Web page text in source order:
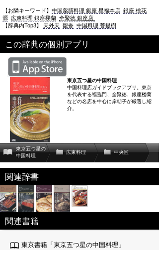
【お隣キーワード】 中国薬膳料理 銀座 星福本店 銀座 桃花
源 広東料理 銀座楼蘭 全聚徳 銀座店
【辞典内Top3】 天外天 馥香 中国料理 菩提樹
この辞典の個別アプリ
東京五つ星の中国料理
中国料理店ガイドブックアプリ。東京
を代表する福臨門、全聚徳、銀座楼蘭
などの名店を中心に岸朝子が厳選し紹
介。
東京五つ星の
中国料理
広東料理 中央区
関連辞書
関連書籍
東京書籍「東京五つ星の中国料理」